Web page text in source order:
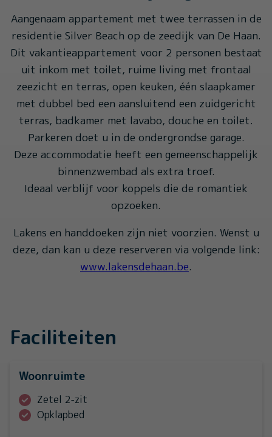
Aangenaam appartement met twee terrassen in de
residentie Silver Beach op de zeedijk van De Haan.
Dit vakantieappartement voor 2 personen bestaat
uit inkom met toilet, ruime living met frontaal
zeezicht en terras, open keuken, één slaapkamer
met dubbel bed een aansluitend een zuidgericht
terras, badkamer met lavabo, douche en toilet.
Parkeren doet u in de ondergrondse garage.
Deze accommodatie heeft een gemeenschappelijk
binnenzwembad als extra troef.
Ideaal verblijf voor koppels die de romantiek
opzoeken.
Lakens en handdoeken zijn niet voorzien. Wenst u
deze, dan kan u deze reserveren via volgende link:
www.lakensdehaan.be.
Faciliteiten
Woonruimte
Zetel 2-zit
Opklapbed